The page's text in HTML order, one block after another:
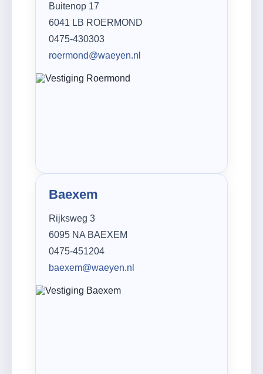
Buitenop 17
6041 LB ROERMOND
0475-430303
roermond@waeyen.nl
Baexem
Rijksweg 3
6095 NA BAEXEM
0475-451204
baexem@waeyen.nl